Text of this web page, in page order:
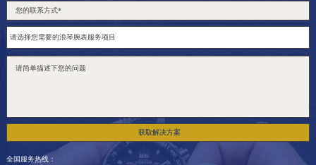
获取解决方案
全国服务热线：